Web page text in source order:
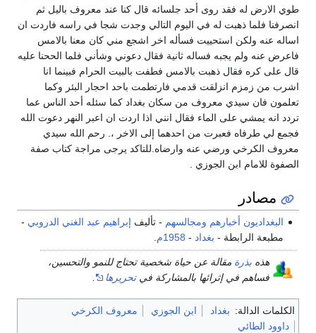
طوي الارض له فقد روى أحد جلسائه قال كنا عند معروف باليل ثم
انصرفنا فلما ذهبت له في اليوم التالي وجدت شجا في راسه فاردت ان
اساله عنه ولكن استحييت فسأله اخر اشجع مني كان معنا بالامس
فاعرض عنه ولم يجبه فساله ثانية فقال دعوني وشأني فلما الححنا عليه
قال على كره فقال ذهبت بالامس فطفت بالبيت الحرام فبينما انا
اشرب من زمزم انزلقت قدمي فارتطمت باحد احجار البئر وكما
تعلمون فان سيدي معروف من سكان بغداد كما سئله أحد الناس عما
تردد انه يمشي على الماء فقال انني اذا اردت ان اعبر النهر دعوت الله
فجمع لي طرفاه فعبرت من احدهما إلى الاخر ،. رحم الله سيدي
معروف الكرخي ورضي عنه وارضاه.للتاكد يرجى مراجة كتاب صفة
الصفوة للامام ابن الجوزي .
مصادر
البغداديون أخبارهم ومجالسهم - تأليف إبراهيم عبد الغني الدروبي -
مطبعة الرابطة - بغداد - 1958م .
هذه بذرة مقالة عن حياة شخصية تحتاج للنمو والتحسين،
فساهم في إثرائها بالمشاركة فيتحريرها .
الكلمات الدالة: بغداد ابن الجوزي
معروف الكرخي
داوود الطائي